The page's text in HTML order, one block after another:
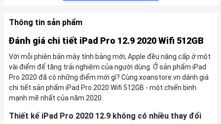
cũ
Thông tin sản phẩm
Đánh giá chi tiết iPad Pro 12.9 2020 Wifi 512GB
Với mỗi phiên bản máy tính bảng mới, Apple đều nâng cấp ở một
vài điểm để tăng trải nghiệm của người dùng. Ở sản phẩm iPad
Pro 2020 đã có những điểm mới gì? Cùng xoanstore.vn dánh giá
chi tiết sản phẩm iPad Pro 2020 Wifi 512GB - một chiến binh
mạnh mẽ nhất của năm 2020.
Thiết kế iPad Pro 2020 12.9 không có nhiều thay đổi